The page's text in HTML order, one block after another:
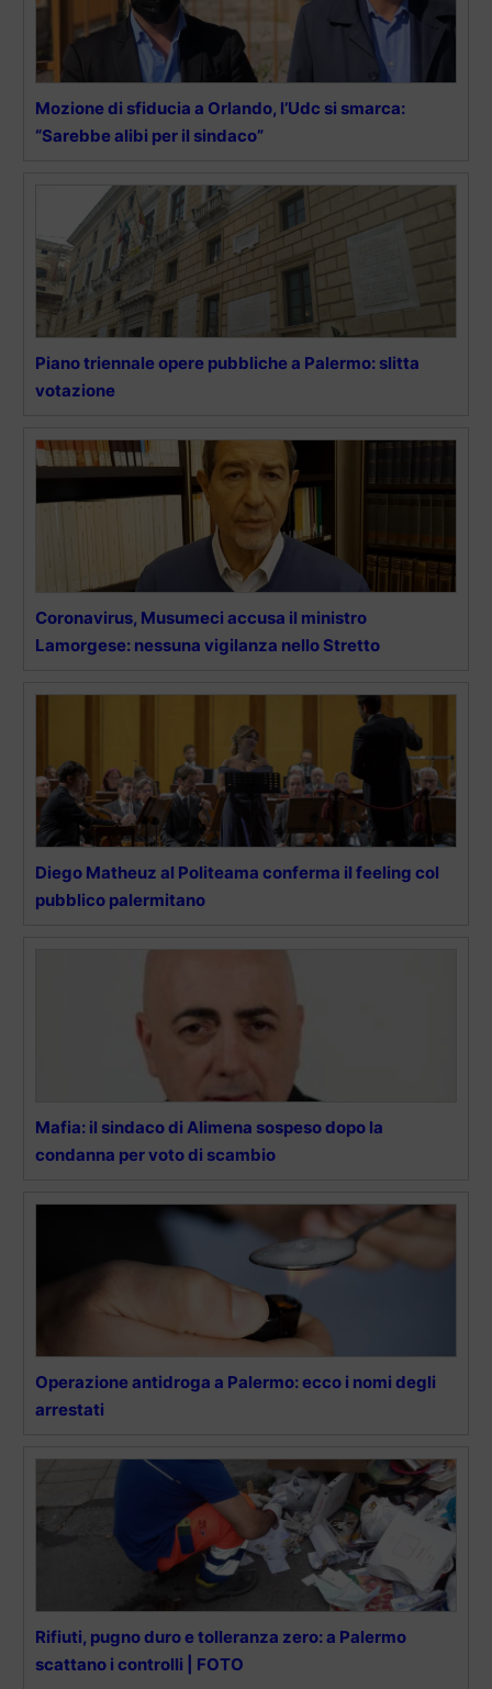
Mozione di sfiducia a Orlando, l’Udc si smarca:
“Sarebbe alibi per il sindaco”
Piano triennale opere pubbliche a Palermo: slitta
votazione
Coronavirus, Musumeci accusa il ministro
Lamorgese: nessuna vigilanza nello Stretto
Diego Matheuz al Politeama conferma il feeling col
pubblico palermitano
Mafia: il sindaco di Alimena sospeso dopo la
condanna per voto di scambio
Operazione antidroga a Palermo: ecco i nomi degli
arrestati
Rifiuti, pugno duro e tolleranza zero: a Palermo
scattano i controlli | FOTO